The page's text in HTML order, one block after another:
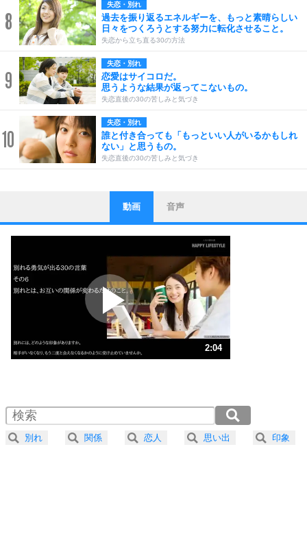
8
失恋・別れ
過去を振り返るエネルギーを、もっと素晴らしい
日々をつくろうとする努力に転化させること。
失恋から立ち直る30の方法
9
失恋・別れ
恋愛はサイコロだ。
思うような結果が返ってこないもの。
失恋直後の30の苦しみと気づき
10
失恋・別れ
誰と付き合っても「もっといい人がいるかもしれ
ない」と思うもの。
失恋直後の30の苦しみと気づき
1
ストレス対策
他人と比べない。
いっそのこと、他人を見ない。
いらいらしない人になる30の方法
プラス思考
ポジティブになれない原因は、行動しないから。
ポジティブ思考になる30の方法
ストレス対策
人生、なんとかなるもの。
気楽に生きる30の方法
4 器の大きい人は、怒りを優しさで表現する。
プラス思考
動画 音声
2:04
2.0倍速 （244KB 1分2秒）
2.5倍速 （195KB 49秒）
3.0倍速 （163KB 41秒）
別れ 関係 恋人 思い出 印象